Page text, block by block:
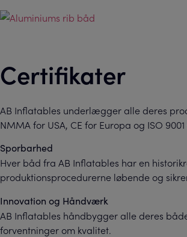
Certifikater
AB Inflatables underlægger alle deres
NMMA for USA, CE for Europa og ISO
Sporbarhed
Hver båd fra AB Inflatables har en
produktionsprocedurerne løbende og
Innovation og Håndværk
AB Inflatables håndbygger alle deres
forventninger om kvalitet.